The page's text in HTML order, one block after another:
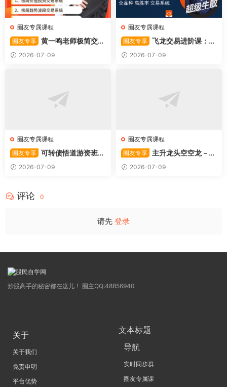
圈友专属课程
圈友专享 黄一鸣老师极简交易
系统2026-07-09
圈友专属课程
圈友专享 飞龙交易进阶课：共
振战法
2026-07-09
圈友专属课程
圈友专享 可转债悟道游资班出
奇系列悟道系列守正系列课程-
卓妍
2026-07-09
圈友专属课程
圈友专享
主升龙头空空龙－竞
价抢筹盘口的量化公式与十几
年的体系干货，全篇2026061
2026-07-09
评论 0
请先 登录
炒股高手的秘密都在这儿！ 圈主QQ:48856940
关于
关于我们
免责申明
平台优势
文本标题
导航
实时同步群
圈友专属课